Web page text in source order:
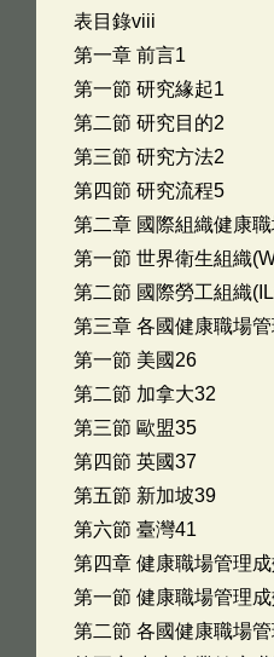
表目錄viii
第一章 前言1
第一節 研究緣起1
第二節 研究目的2
第三節 研究方法2
第四節 研究流程5
第二章 國際組織健康
第一節 世界衛生組織
第二節 國際勞工組織
第三章 各國健康職場
第一節 美國26
第二節 加拿大32
第三節 歐盟35
第四節 英國37
第五節 新加坡39
第六節 臺灣41
第四章 健康職場管理
第一節 健康職場管理
第二節 各國健康職場